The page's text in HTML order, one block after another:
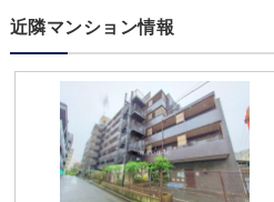
近隣マンション情報